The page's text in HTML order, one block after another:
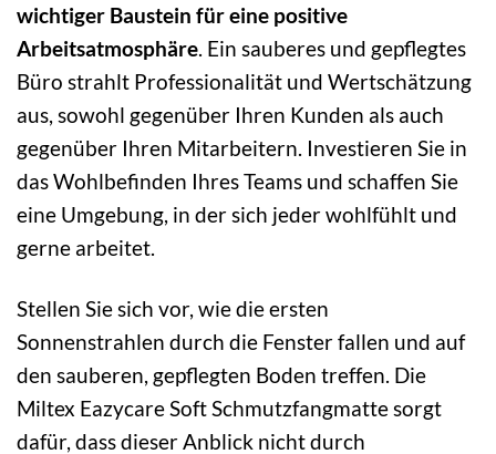
wichtiger Baustein für eine positive
Arbeitsatmosphäre. Ein sauberes und gepflegtes
Büro strahlt Professionalität und Wertschätzung
aus, sowohl gegenüber Ihren Kunden als auch
gegenüber Ihren Mitarbeitern. Investieren Sie in
das Wohlbefinden Ihres Teams und schaffen Sie
eine Umgebung, in der sich jeder wohlfühlt und
gerne arbeitet.
Stellen Sie sich vor, wie die ersten
Sonnenstrahlen durch die Fenster fallen und auf
den sauberen, gepflegten Boden treffen. Die
Miltex Eazycare Soft Schmutzfangmatte sorgt
dafür, dass dieser Anblick nicht durch